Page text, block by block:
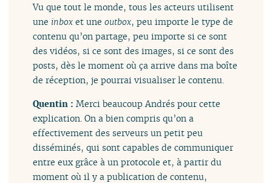
Vu que tout le monde, tous les acteurs utilisent
une inbox et uneoutbox, peu importe le type de
contenu qu’on partage, peu importe si ce sont
des vidéos, si ce sont des images, si ce sont des
posts, dès le moment où ça arrive dans ma boîte
de réception, je pourrai visualiser le contenu.
Quentin :Merci beaucoup Andrés pour cette
explication. On a bien compris qu’on a
effectivement des serveurs un petit peu
disséminés, qui sont capables de communiquer
entre eux grâce à un protocole et, à partir du
moment où il y a publication de contenu,